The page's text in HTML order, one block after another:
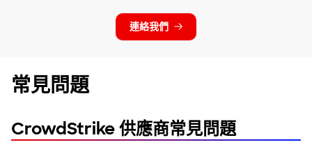
連絡我們
常見問題
CrowdStrike 供應商常見問題